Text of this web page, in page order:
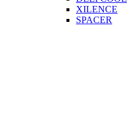
XILENCE
SPACER